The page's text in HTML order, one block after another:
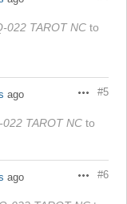
022 TAROT NC to
Actions
#5
ago
022 TAROT NC to
Actions
#6
ago